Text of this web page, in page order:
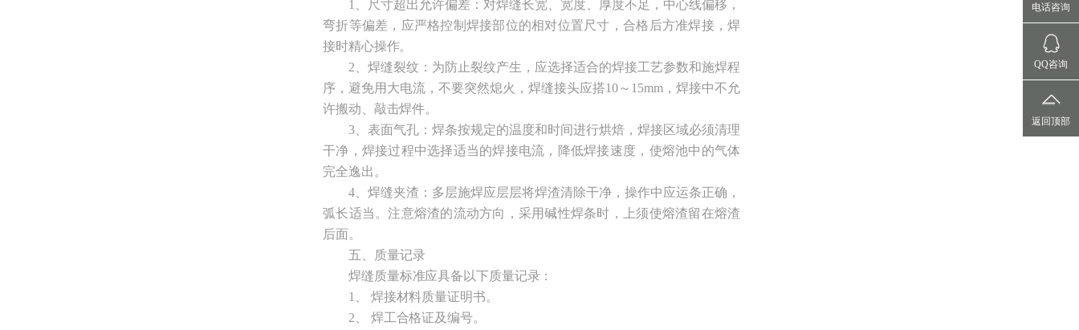
1、尺寸超出允许偏差：对焊缝长宽、宽度、厚度不足，中心线偏移，
弯折等偏差，应严格控制焊接部位的相对位置尺寸，合格后方准焊接，焊
接时精心操作。
2、焊缝裂纹：为防止裂纹产生，应选择适合的焊接工艺参数和施焊程
序，避免用大电流，不要突然熄火，焊缝接头应搭10～15mm，焊接中不允
许搬动、敲击焊件。
3、表面气孔：焊条按规定的温度和时间进行烘焙，焊接区域必须清理
干净，焊接过程中选择适当的焊接电流，降低焊接速度，使熔池中的气体
完全逸出。
4、焊缝夹渣：多层施焊应层层将焊渣清除干净，操作中应运条正确，
弧长适当。注意熔渣的流动方向，采用碱性焊条时，上须使熔渣留在熔渣
后面。
五、质量记录
焊缝质量标准应具备以下质量记录：
1、 焊接材料质量证明书。
2、 焊工合格证及编号。
电话咨询
QQ咨询
返回顶部